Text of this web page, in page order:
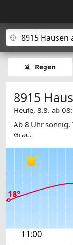
Regen
8915
Heute, 8.8. ab
Ab 8 Uhr sonnig.
Grad.